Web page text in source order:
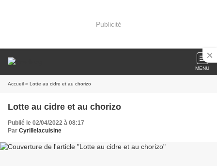
Publicité
MENU
Accueil » Lotte au cidre et au chorizo
Lotte au cidre et au chorizo
Publié le 02/04/2022 à 08:17
Par Cyrillelacuisine